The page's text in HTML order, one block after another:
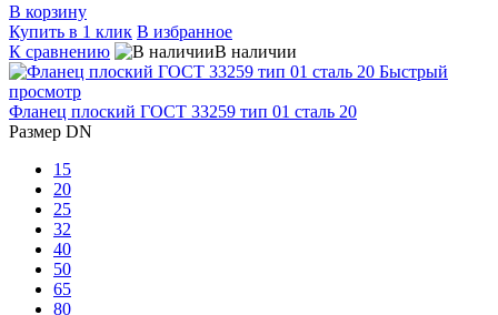
В корзину
Купить в 1 клик В избранное
К сравнению
В наличии
Быстрый
просмотр
Фланец плоский ГОСТ 33259 тип 01 сталь 20
Размер DN
15
20
25
32
40
50
65
80